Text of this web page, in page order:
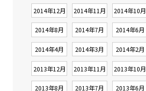
2014年12月 2014年11月 2014年10月
2014年8月 2014年7月 2014年6月
2014年4月 2014年3月 2014年2月
2013年12月 2013年11月 2013年10月
2013年8月 2013年7月 2013年6月